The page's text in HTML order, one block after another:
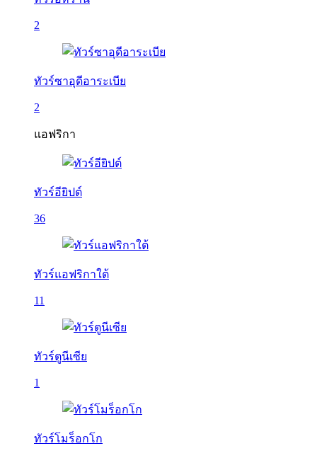
2
ทัวร์ซาอุดีอาระเบีย
2
แอฟริกา
ทัวร์อียิปต์
36
ทัวร์แอฟริกาใต้
11
ทัวร์ตูนีเซีย
1
ทัวร์โมร็อกโก